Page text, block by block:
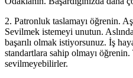
2. Patronluk taslamayı öğrenin.
Sevilmek istemeyi unutun.
başarılı olmak istiyorsunuz. İş
standartlara sahip olmayı
sevilmeyebilirler.